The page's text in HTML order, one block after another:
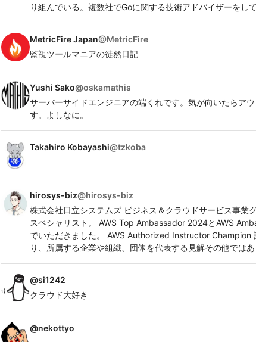
り組んでいる。複数社でGoに関する技術アドバイザーをして
MetricFire Japan@MetricFire
監視ツールマニアの徒然日記
Yushi Sako@oskamathis
サーバーサイドエンジニアの端くれです。気が向いたらア
す。よしなに。
Takahiro Kobayashi@tzkoba
hirosys-biz@hirosys-biz
株式会社日立システムズ ビジネス＆クラウドサービス事
スペシャリスト。 AWS Top Ambassador 2024とAWS
でいただきました。 AWS Authorized Instructor Champion
り、所属する企業や組織、団体を代表する見解その他ではあ
@si1242
クラウド大好き
@nekottyo